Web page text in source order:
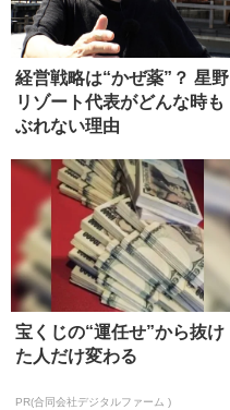
経営戦略は“かぜ薬”？ 星野
リゾート代表がどんな時も
ぶれない理由
宝くじの“運任せ”から抜け
た人だけ変わる
PR(合同会社デジタルファーム )